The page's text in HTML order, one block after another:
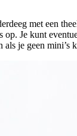
met een
Je kunt
als je geen mini’s